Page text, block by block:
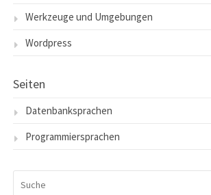
Werkzeuge und Umgebungen
Wordpress
Seiten
Datenbanksprachen
Programmiersprachen
NACH: